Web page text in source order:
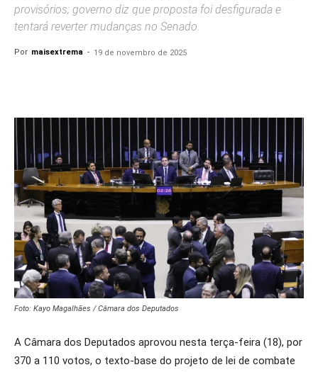
provisórios; governo diz que proposta foi desfigurada e
tentará reverter mudanças no Senado.
Por maisextrema - 19 de novembro de 2025
Foto: Kayo Magalhães / Câmara dos Deputados
A Câmara dos Deputados aprovou nesta terça-feira (18), por
370 a 110 votos, o texto-base do projeto de lei de combate